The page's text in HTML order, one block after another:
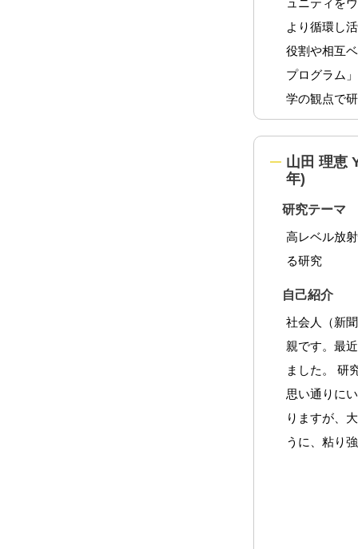
ュニティを
より循環し
役割や相互
プログラム
学の観点で
山田 理恵
年)
研究テーマ
高レベル放
る研究
自己紹介
社会人（新
親です。最
ました。 研
思い通りに
りますが、
うに、粘り